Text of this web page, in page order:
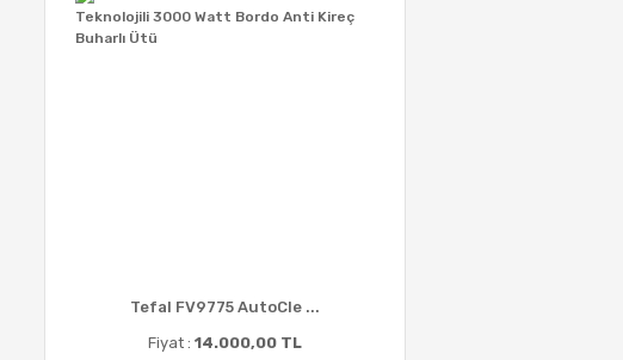
Tefal FV9775 AutoCle ...
Fiyat : 14.000,00 TL